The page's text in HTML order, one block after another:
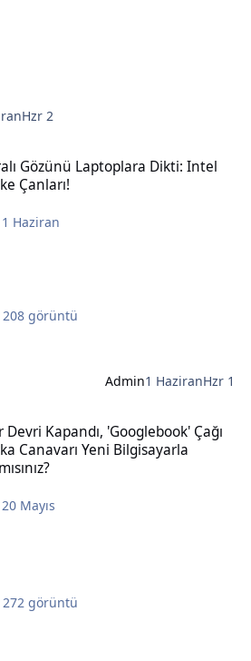
Hzr 2
Gözünü Laptoplara Dikti: Intel
Çanları!
1 Haziran
208 görüntü
Admin1 HaziranHzr 1
Kapandı, 'Googlebook' Çağı
Canavarı Yeni Bilgisayarla
20 Mayıs
272 görüntü